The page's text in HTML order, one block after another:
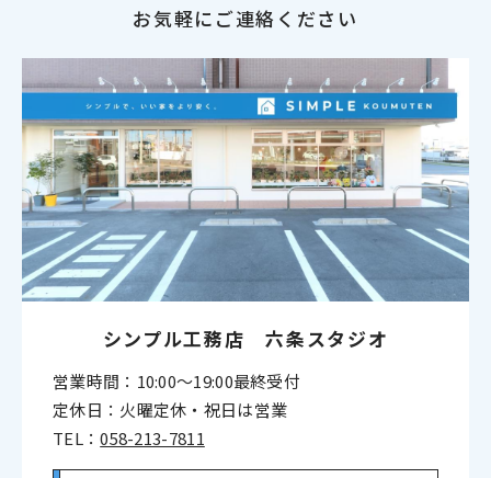
お気軽にご連絡ください
シンプル工務店 六条スタジオ
営業時間：10:00〜19:00最終受付
定休日：火曜定休・祝日は営業
TEL：058-213-7811